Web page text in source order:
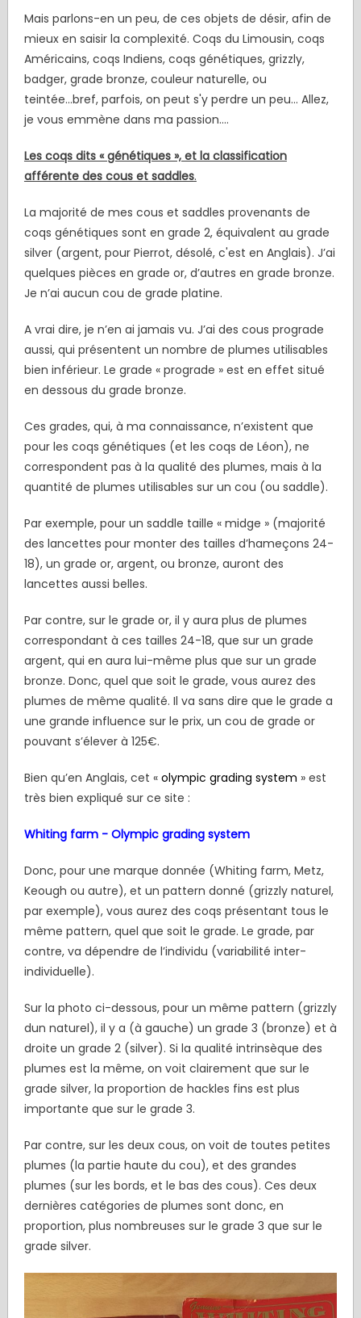
Mais parlons-en un peu, de ces objets de désir, afin de
mieux en saisir la complexité. Coqs du Limousin, coqs
Américains, coqs Indiens, coqs génétiques, grizzly,
badger, grade bronze, couleur naturelle, ou
teintée...bref, parfois, on peut s'y perdre un peu... Allez,
je vous emmène dans ma passion....
Les coqs dits « génétiques », et la classification
afférente des cous et saddles.
La majorité de mes cous et saddles provenants de
coqs génétiques sont en grade 2, équivalent au grade
silver (argent, pour Pierrot, désolé, c'est en Anglais). J’ai
quelques pièces en grade or, d’autres en grade bronze.
Je n’ai aucun cou de grade platine.
A vrai dire, je n’en ai jamais vu. J’ai des cous prograde
aussi, qui présentent un nombre de plumes utilisables
bien inférieur. Le grade « prograde » est en effet situé
en dessous du grade bronze.
Ces grades, qui, à ma connaissance, n’existent que
pour les coqs génétiques (et les coqs de Léon), ne
correspondent pas à la qualité des plumes, mais à la
quantité de plumes utilisables sur un cou (ou saddle).
Par exemple, pour un saddle taille « midge » (majorité
des lancettes pour monter des tailles d’hameçons 24-
18), un grade or, argent, ou bronze, auront des
lancettes aussi belles.
Par contre, sur le grade or, il y aura plus de plumes
correspondant à ces tailles 24-18, que sur un grade
argent, qui en aura lui-même plus que sur un grade
bronze. Donc, quel que soit le grade, vous aurez des
plumes de même qualité. Il va sans dire que le grade a
une grande influence sur le prix, un cou de grade or
pouvant s’élever à 125€.
Bien qu’en Anglais, cet « olympic grading system » est
très bien expliqué sur ce site :
Whiting farm - Olympic grading system
Donc, pour une marque donnée (Whiting farm, Metz,
Keough ou autre), et un pattern donné (grizzly naturel,
par exemple), vous aurez des coqs présentant tous le
même pattern, quel que soit le grade. Le grade, par
contre, va dépendre de l’individu (variabilité inter-
individuelle).
Sur la photo ci-dessous, pour un même pattern (grizzly
dun naturel), il y a (à gauche) un grade 3 (bronze) et à
droite un grade 2 (silver). Si la qualité intrinsèque des
plumes est la même, on voit clairement que sur le
grade silver, la proportion de hackles fins est plus
importante que sur le grade 3.
Par contre, sur les deux cous, on voit de toutes petites
plumes (la partie haute du cou), et des grandes
plumes (sur les bords, et le bas des cous). Ces deux
dernières catégories de plumes sont donc, en
proportion, plus nombreuses sur le grade 3 que sur le
grade silver.